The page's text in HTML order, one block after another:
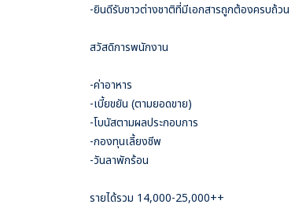
-ยินดีรับชาวต่างชาติที่มีเอกสารถูกต้องครบถ้วน
สวัสดิการพนักงาน
-ค่าอาหาร
-เบี้ยขยัน (ตามยอดขาย)
-โบนัสตามผลประกอบการ
-กองทุนเลี้ยงชีพ
-วันลาพักร้อน
รายได้รวม 14,000-25,000++